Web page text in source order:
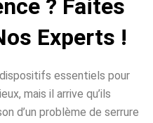
? Faites
Experts !
essentiels pour
mais il arrive qu’ils
d’un problème de serrure